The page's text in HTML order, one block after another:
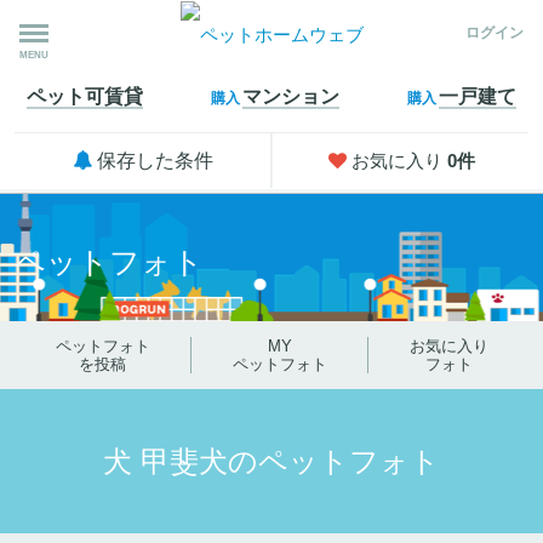
MENU
ログイン
ペット可賃貸 購入 マンション 購入 一戸建て
保存した条件 お気に入り 0件
ペットフォト
ペットフォト
を投稿
MY
ペットフォト
お気に入り
フォト
犬 甲斐犬のペットフォト